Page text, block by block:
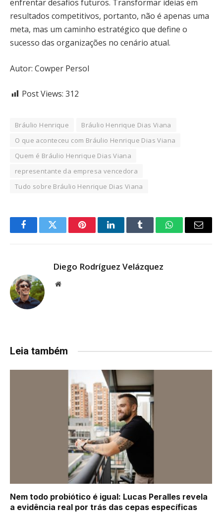
enfrentar desafios futuros. Transformar ideias em
resultados competitivos, portanto, não é apenas uma
meta, mas um caminho estratégico que define o
sucesso das organizações no cenário atual.
Autor: Cowper Persol
Post Views: 312
Bráulio Henrique
Bráulio Henrique Dias Viana
O que aconteceu com Bráulio Henrique Dias Viana
Quem é Bráulio Henrique Dias Viana
representante da empresa vencedora
Tudo sobre Bráulio Henrique Dias Viana
FacebookTwitter PinterestLinkedInTumblr WhatsAppEmail
Diego Rodríguez Velázquez
Website
Leia também
Nem todo probiótico é igual: Lucas Peralles revela
a evidência real por trás das cepas específicas